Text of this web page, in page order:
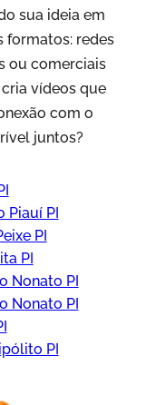
sua ideia em
formatos: redes
ou comerciais
cria vídeos que
com o
juntos?
Piauí PI
PI
PI
Nonato PI
Nonato PI
PI